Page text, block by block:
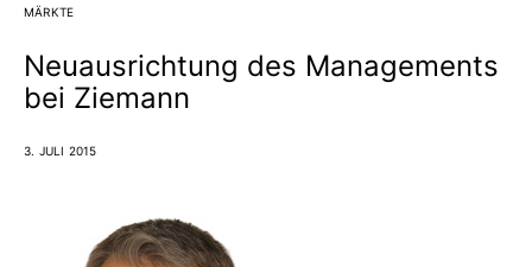
MÄRKTE
Neuausrichtung des Managements
bei Ziemann
3. JULI 2015